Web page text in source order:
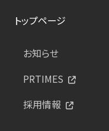
トップページ
お知らせ
PRTIMES
採用情報